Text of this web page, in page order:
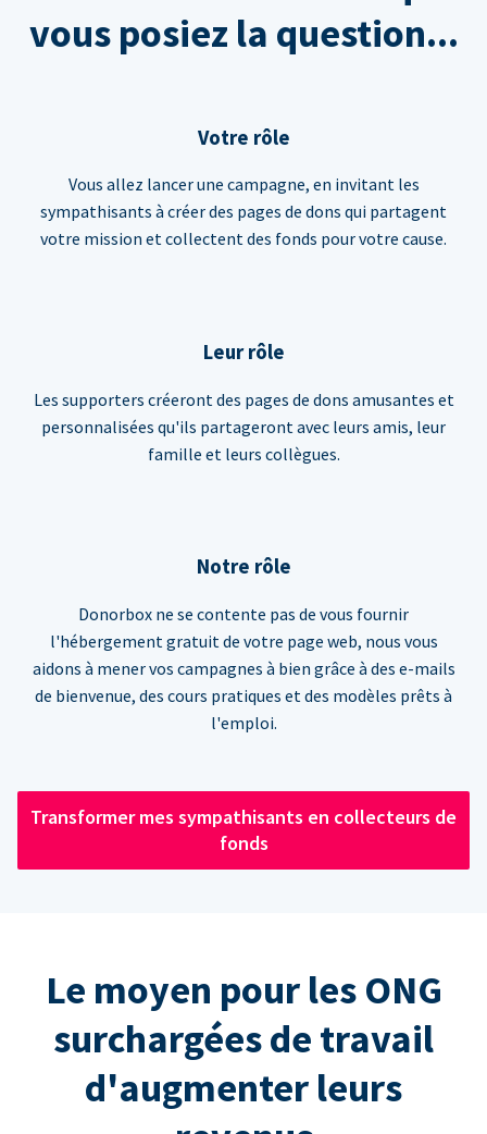
vous posiez la question...
Votre rôle
Vous allez lancer une campagne, en invitant les
sympathisants à créer des pages de dons qui partagent
votre mission et collectent des fonds pour votre cause.
Leur rôle
Les supporters créeront des pages de dons amusantes et
personnalisées qu'ils partageront avec leurs amis, leur
famille et leurs collègues.
Notre rôle
Donorbox ne se contente pas de vous fournir
l'hébergement gratuit de votre page web, nous vous
aidons à mener vos campagnes à bien grâce à des e-mails
de bienvenue, des cours pratiques et des modèles prêts à
l'emploi.
Transformer mes sympathisants en collecteurs de
fonds
Le moyen pour les ONG
surchargées de travail
d'augmenter leurs